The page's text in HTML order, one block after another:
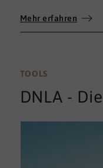
umfassenden 360°-
Mehr erfahren
TOOLS
DNLA -